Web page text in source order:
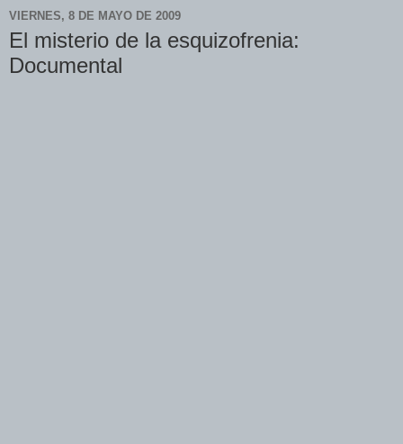
VIERNES, 8 DE MAYO DE 2009
El misterio de la esquizofrenia:
Documental